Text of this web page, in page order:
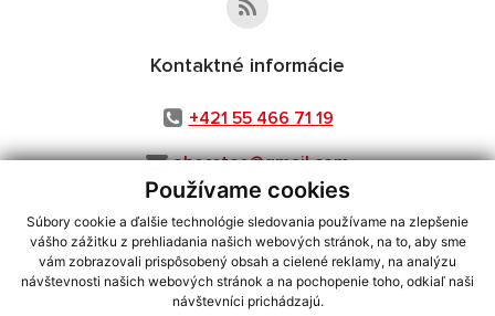
Používame cookies
Súbory cookie a ďalšie technológie sledovania používame na zlepšenie
vášho zážitku z prehliadania našich webových stránok, na to, aby sme
vám zobrazovali prispôsobený obsah a cielené reklamy, na analýzu
návštevnosti našich webových stránok a na pochopenie toho, odkiaľ naši
návštevníci prichádzajú.
Kontaktné informácie
+421 55 466 71 19
obecstos@gmail.com
využite možnosť získavania aktuálnych informácií s využitím RSS
CMS systém (redakčný) systém ECHELON 2,Mapa stránok,web portál
webex.digital, s.r.o.,domény,registrácia domény